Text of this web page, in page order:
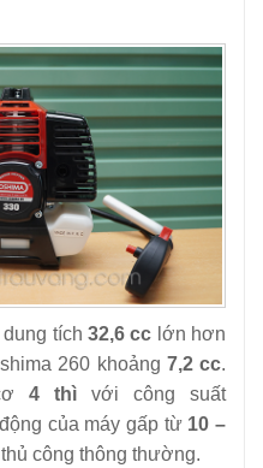
dung tích 32,6 cc lớn hơn
260 khoảng 7,2 cc.
4 thìvới công suất
của máy gấp từ 10 –
công thông thường.